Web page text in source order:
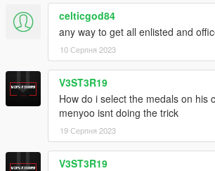
celticgod84
any way to get all enlisted and
10 Серпня 2023
V3ST3R19
How do i select the medals on his
menyoo isnt doing the trick
19 Серпня 2023
V3ST3R19